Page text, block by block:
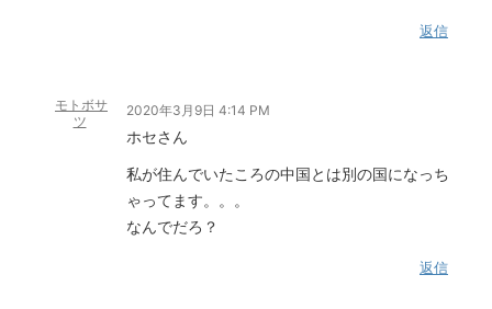
返信
モトボサ
ツ
2020年3月9日 4:14 PM
ホセさん
私が住んでいたころの中国とは別の国になっち
ゃってます。。。
なんでだろ？
返信